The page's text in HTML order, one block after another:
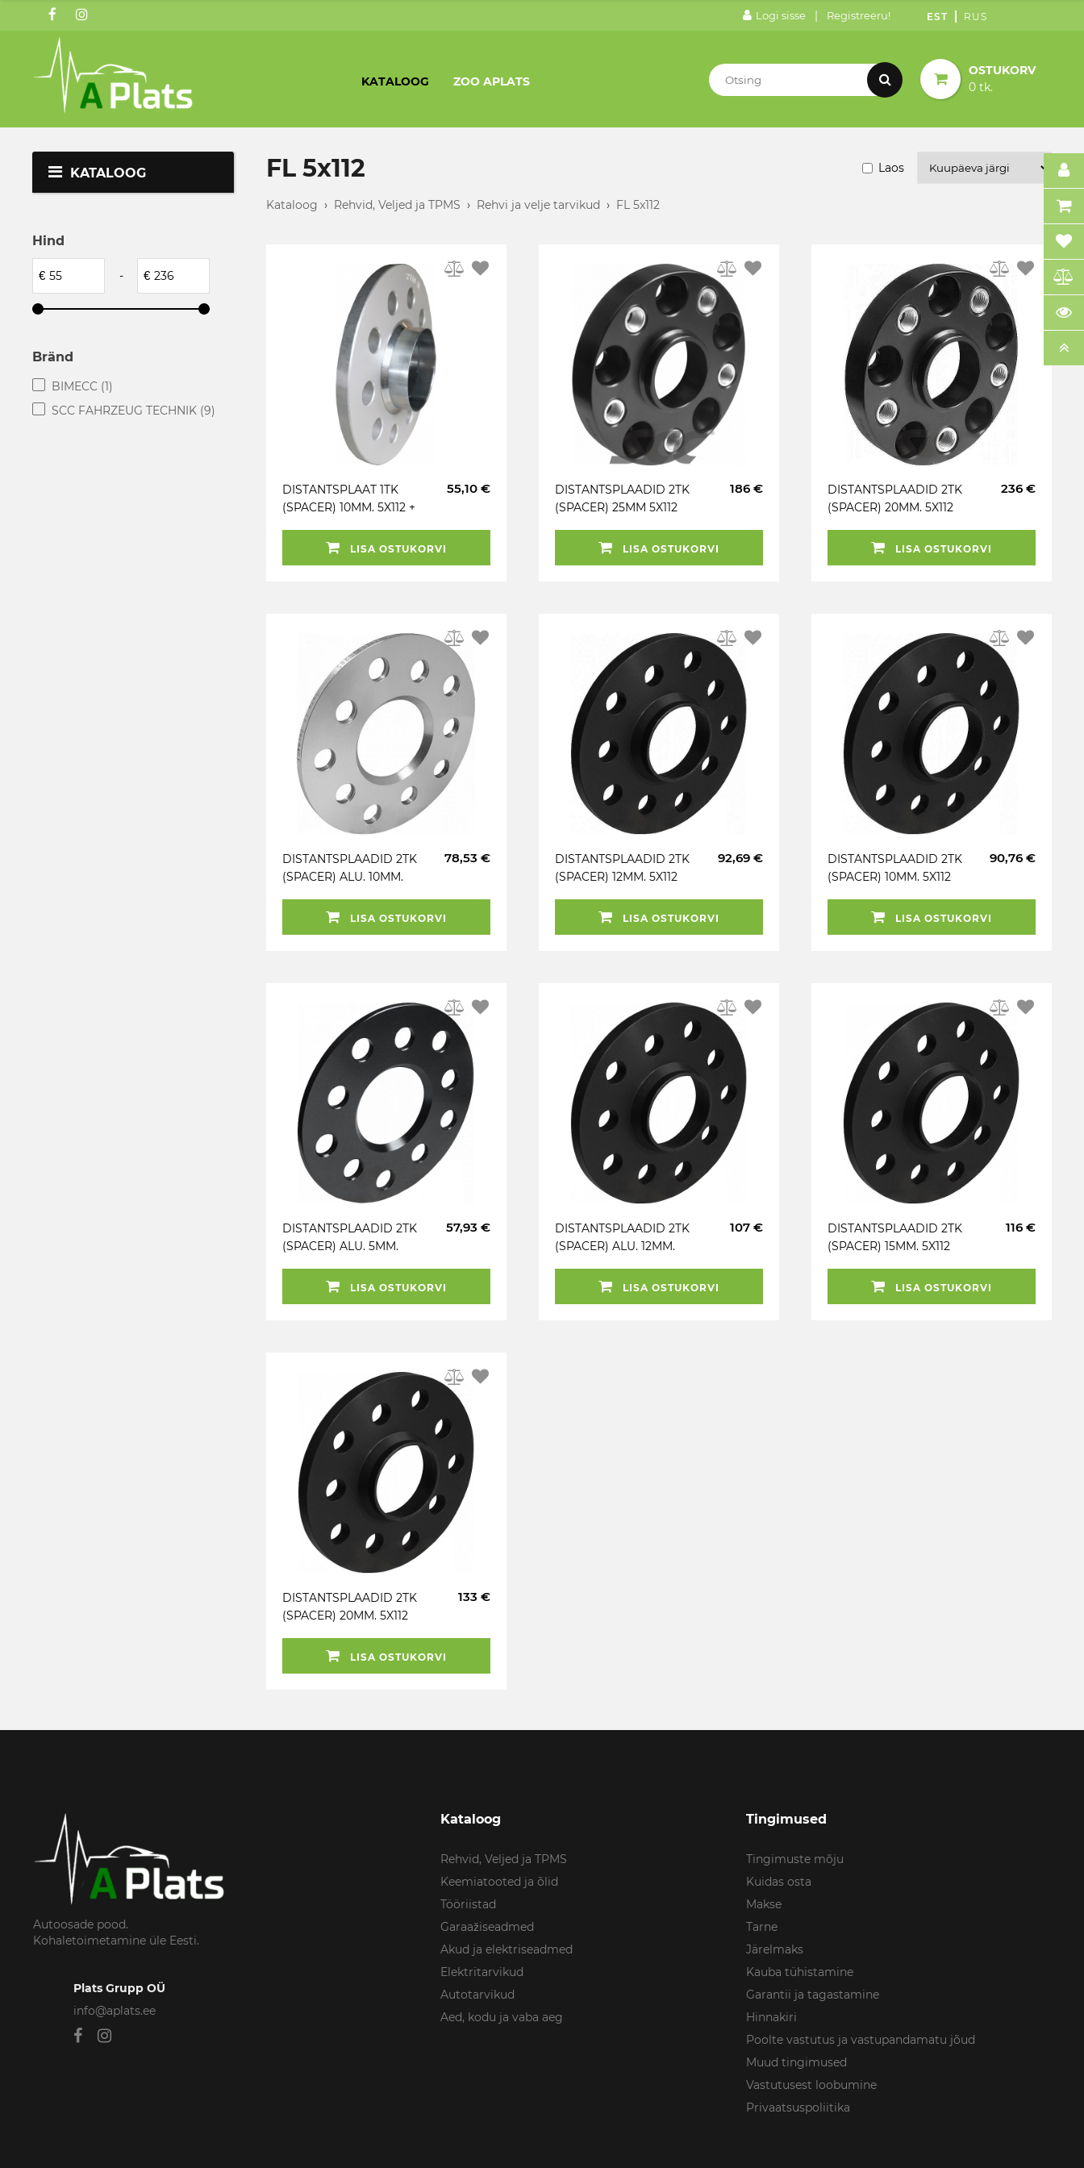
Logi sisse | Registreeru! EST RUS
KATALOOG ZOO APLATS
OSTUKORV
0 tk.
KATALOOG
Hind
€ - €
Bränd
BIMECC (1)
SCC FAHRZEUG TECHNIK (9)
FL 5x112
Kataloog › Rehvid, Veljed ja TPMS › Rehvi ja velje tarvikud › FL 5x112
Laos
DISTANTSPLAAT 1TK
(SPACER) 10MM. 5X112 +
55,10 €
LISA OSTUKORVI
DISTANTSPLAADID 2TK
(SPACER) 25MM 5X112
MIN) 14X1.25
186 €
LISA OSTUKORVI
DISTANTSPLAADID 2TK
(SPACER) 20MM. 5X112
POLTIDEGA 15X1.25.
236 €
LISA OSTUKORVI
DISTANTSPLAADID 2TK
(SPACER) ALU. 10MM.
NB! PAARI HIND!
78,53 €
LISA OSTUKORVI
DISTANTSPLAADID 2TK
(SPACER) 12MM. 5X112
92,69 €
LISA OSTUKORVI
DISTANTSPLAADID 2TK
(SPACER) 10MM. 5X112
90,76 €
LISA OSTUKORVI
DISTANTSPLAADID 2TK
(SPACER) ALU. 5MM.
MER) NB! PAARI HIND!
57,93 €
LISA OSTUKORVI
DISTANTSPLAADID 2TK
(SPACER) ALU. 12MM.
107 €
LISA OSTUKORVI
DISTANTSPLAADID 2TK
(SPACER) 15MM. 5X112
ALU. MUST
116 €
LISA OSTUKORVI
DISTANTSPLAADID 2TK
(SPACER) 20MM. 5X112
133 €
LISA OSTUKORVI
Autoosade pood.
Kohaletoimetamine üle Eesti.
Plats Grupp OÜ
info@aplats.ee
Kataloog
Rehvid, Veljed ja TPMS
Keemiatooted ja õlid
Tööriistad
Garaažiseadmed
Akud ja elektriseadmed
Elektritarvikud
Autotarvikud
Aed, kodu ja vaba aeg
Tingimused
Tingimuste mõju
Kuidas osta
Makse
Tarne
Järelmaks
Kauba tühistamine
Garantii ja tagastamine
Hinnakiri
Poolte vastutus ja vastupandamatu jõud
Muud tingimused
Vastutusest loobumine
Privaatsuspoliitika